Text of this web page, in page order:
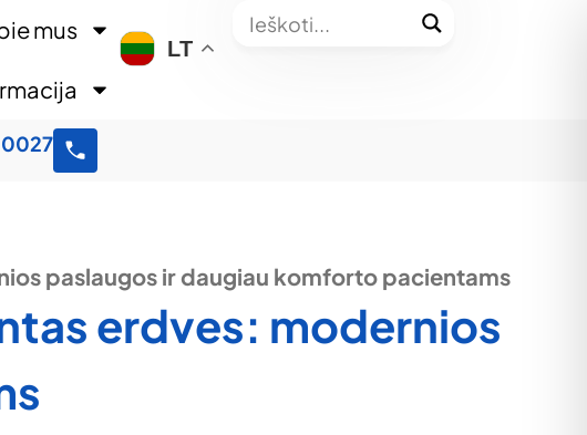
mus
LT
0027
paslaugos ir daugiau komforto pacientams
erdves: modernios